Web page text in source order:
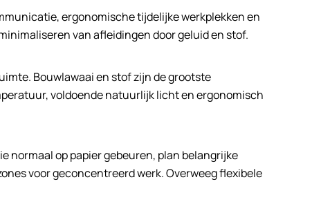
ergonomische tijdelijke werkplekken en
van afleidingen door geluid en stof.
Bouwlawaai en stof zijn de grootste
voldoende natuurlijk licht en ergonomisch
normaal op papier gebeuren, plan belangrijke
voor geconcentreerd werk. Overweeg flexibele